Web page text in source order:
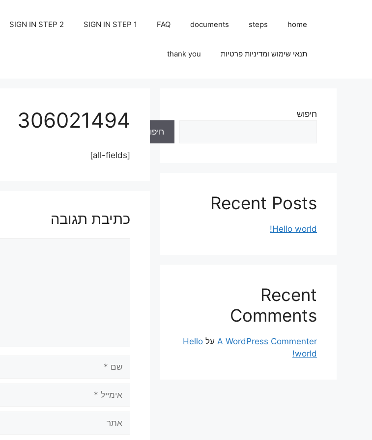
home
steps
documents
FAQ
SIGN IN STEP 1
SIGN IN STEP 2
תנאי שימוש ומדיניות פרטיות thank you
306021494
[all-fields]
כתיבת תגובה
חיפוש
חיפוש
Recent Posts
Hello world!
Recent
Comments
A WordPress Commenter על Hello
world!